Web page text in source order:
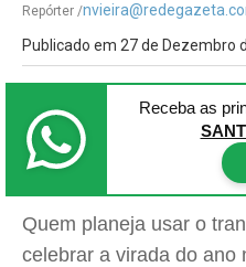
Repórter /
Publicado em 27 de Dezembro
Receba as
Quem planeja usar o
celebrar a virada do ano